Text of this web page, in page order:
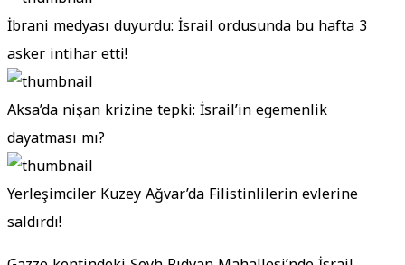
İbrani medyası duyurdu: İsrail ordusunda bu hafta 3
asker intihar etti!
Aksa’da nişan krizine tepki: İsrail’in egemenlik
dayatması mı?
Yerleşimciler Kuzey Ağvar’da Filistinlilerin evlerine
saldırdı!